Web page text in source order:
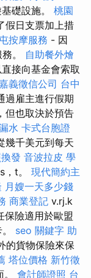
礎設施。 桃園
假日支票加上措
按摩服務 - 因
。 自助餐外燴
接向基金會索取
義徵信公司 台中
過雇主進行假期
但也取決於預告
水 卡式台胞證
幾千美元到每天
發 音波拉皮 學
，t。 現代簡約主
月嫂一天多少錢
商業登記 v.rj.k
保險適用於歐盟
seo 關鍵字 助
的貨物保險來保
塔位價格 新竹徵
會計師證照 台